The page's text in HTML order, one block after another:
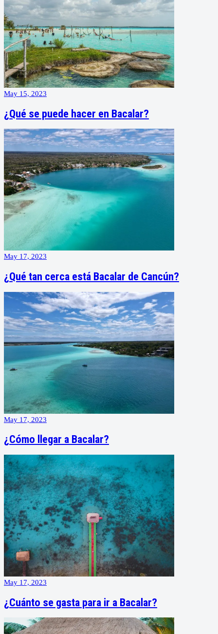
May 15, 2023
¿Qué se puede hacer en Bacalar?
May 17, 2023
¿Qué tan cerca está Bacalar de Cancún?
May 17, 2023
¿Cómo llegar a Bacalar?
May 17, 2023
¿Cuánto se gasta para ir a Bacalar?